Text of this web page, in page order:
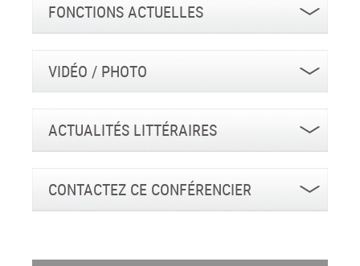
FONCTIONS ACTUELLES
VIDÉO / PHOTO
ACTUALITÉS LITTÉRAIRES
CONTACTEZ CE CONFÉRENCIER